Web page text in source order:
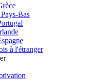
Bas
à l'étranger